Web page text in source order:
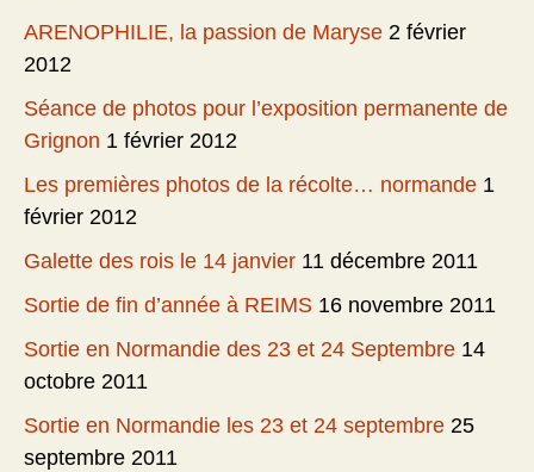
ARENOPHILIE, la passion de Maryse 2 février
2012
Séance de photos pour l’exposition permanente de
Grignon 1 février 2012
Les premières photos de la récolte… normande 1
février 2012
Galette des rois le 14 janvier 11 décembre 2011
Sortie de fin d’année à REIMS 16 novembre 2011
Sortie en Normandie des 23 et 24 Septembre 14
octobre 2011
Sortie en Normandie les 23 et 24 septembre 25
septembre 2011